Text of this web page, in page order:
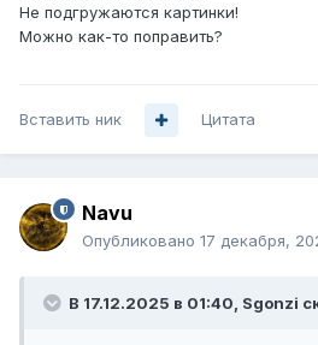
Не подгружаются картинки!
Можно как-то поправить?
Вставить ник Цитата
Navu
Опубликовано 17 декабря,
В 17.12.2025 в 01:40, Sgonzi